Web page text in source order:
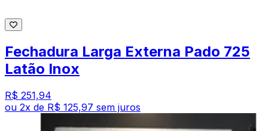
Fechadura Larga Externa Pado 725
Latão Inox
R$ 251,94
ou 2x de R$ 125,97 sem juros